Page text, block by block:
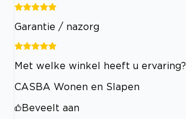
Garantie / nazorg
Met welke winkel heeft u ervaring?
CASBA Wonen en Slapen
Beveelt aan